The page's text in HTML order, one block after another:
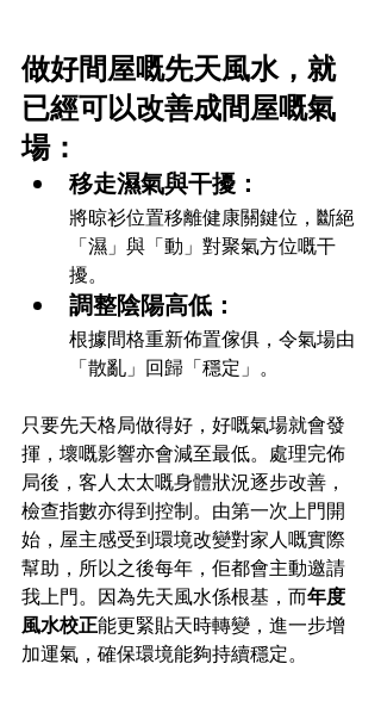
做好間屋嘅先天風水，就
已經可以改善成間屋嘅氣
場：
移走濕氣與干擾：
將晾衫位置移離健康關鍵位，斷絕
「濕」與「動」對聚氣方位嘅干
擾。
調整陰陽高低：
根據間格重新佈置傢俱，令氣場由
「散亂」回歸「穩定」。
只要先天格局做得好，好嘅氣場就會發
揮，壞嘅影響亦會減至最低。處理完佈
局後，客人太太嘅身體狀況逐步改善，
檢查指數亦得到控制。由第一次上門開
始，屋主感受到環境改變對家人嘅實際
幫助，所以之後每年，佢都會主動邀請
我上門。因為先天風水係根基，而年度
風水校正能更緊貼天時轉變，進一步增
加運氣，確保環境能夠持續穩定。